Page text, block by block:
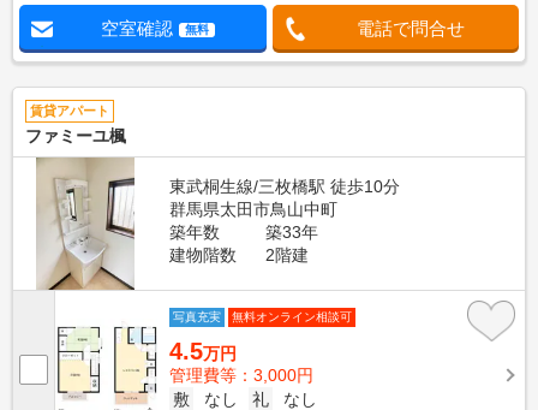
空室確認 無料 電話で問合せ
賃貸アパート
ファミーユ楓
東武桐生線/三枚橋駅 徒歩10分
群馬県太田市鳥山中町
築年数
築33年
建物階数
2階建
写真充実 無料オンライン相談可
4.5万円
管理費等：3,000円
敷
なし 礼
なし